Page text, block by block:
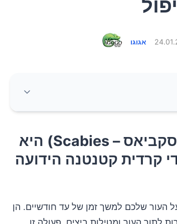
אגוגו
גרדת (או בשמה הלועזי סקביאס – Scabies) היא מחלת עור הנגרמת על
סקביי.
גרדת (או בשמה הלועזי סקביאס – Scabies) היא
קרדית קטנטנה הידועה
העור שלכם למשך זמן של עד חודשיים. הן